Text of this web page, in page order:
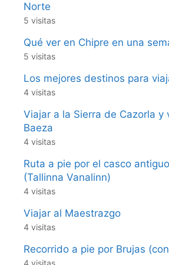
Norte
5 visitas
Qué ver en Chipre en una
5 visitas
Los mejores destinos para
4 visitas
Viajar a la Sierra de Cazorla y
Baeza
4 visitas
Ruta a pie por el casco
(Tallinna Vanalinn)
4 visitas
Viajar al Maestrazgo
4 visitas
Recorrido a pie por Brujas